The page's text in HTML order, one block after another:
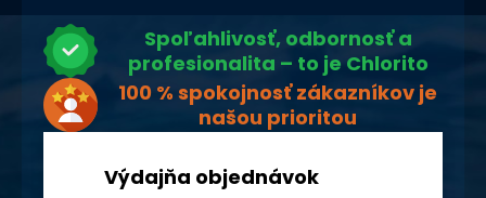
Spoľahlivosť, odbornosť a
profesionalita – to je Chlorito
100 % spokojnosť zákazníkov je
našou prioritou
Výdajňa objednávok